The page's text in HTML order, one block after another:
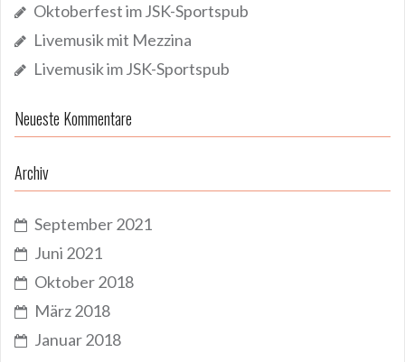
Oktoberfest im JSK-Sportspub
Livemusik mit Mezzina
Livemusik im JSK-Sportspub
Neueste Kommentare
Archiv
September 2021
Juni 2021
Oktober 2018
März 2018
Januar 2018